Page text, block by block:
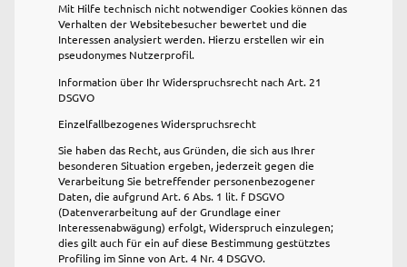
Mit Hilfe technisch nicht notwendiger Cookies können das
Verhalten der Websitebesucher bewertet und die
Interessen analysiert werden. Hierzu erstellen wir ein
pseudonymes Nutzerprofil.
Information über Ihr Widerspruchsrecht nach Art. 21
DSGVO
Einzelfallbezogenes Widerspruchsrecht
Sie haben das Recht, aus Gründen, die sich aus Ihrer
besonderen Situation ergeben, jederzeit gegen die
Verarbeitung Sie betreffender personenbezogener
Daten, die aufgrund Art. 6 Abs. 1 lit. f DSGVO
(Datenverarbeitung auf der Grundlage einer
Interessenabwägung) erfolgt, Widerspruch einzulegen;
dies gilt auch für ein auf diese Bestimmung gestütztes
Profiling im Sinne von Art. 4 Nr. 4 DSGVO.